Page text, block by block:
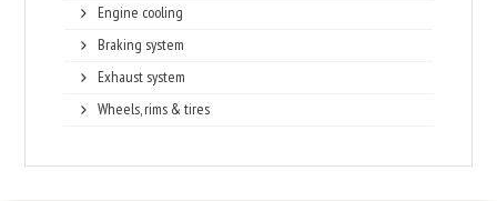
Engine cooling
Braking system
Exhaust system
Wheels, rims & tires